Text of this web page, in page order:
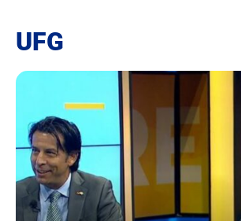
UFG